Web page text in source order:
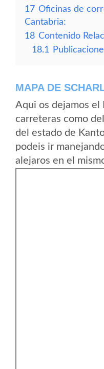
17 Oficinas de
Cantabria:
18 Contenido
18.1
MAPA DE
Aqui os dejamos el
carreteras como
del estado de
podeis ir
alejaros en el